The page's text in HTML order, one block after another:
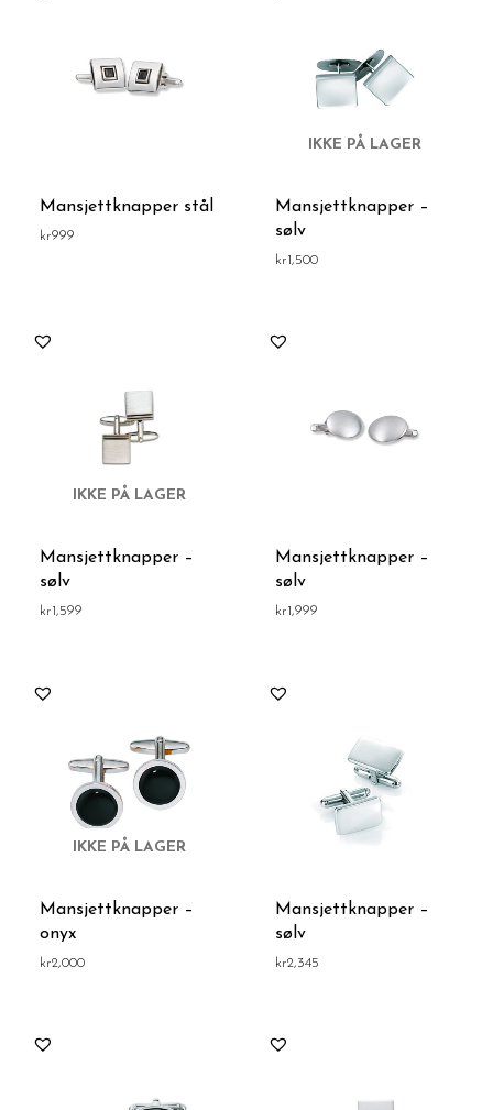
Mansjettknapper stål
kr999
IKKE PÅ LAGER
Mansjettknapper –
sølv
kr1,500
IKKE PÅ LAGER
Mansjettknapper –
sølv
kr1,599
Mansjettknapper –
sølv
kr1,999
IKKE PÅ LAGER
Mansjettknapper –
onyx
kr2,000
Mansjettknapper –
sølv
kr2,345